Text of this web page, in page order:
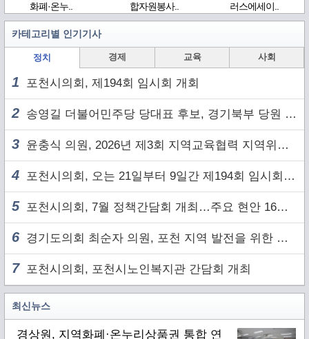
화폐·온누..
합자원봉사..
러스에세이..
카테고리별 인기기사
정치 경제 교육 사회
1 포천시의회, 제194회 임시회 개회
2 송영길 더불어민주당 당대표 후보, 경기북부 당원 및 2030 세대와 ‘소통 행보’
3 윤충식 의원, 2026년 제3회 지역교육협력 지역위원회 주재
4 포천시의회, 오는 21일부터 9일간 제194회 임시회 개회
5 포천시의회, 7월 정책간담회 개최…주요 현안 16건 점검
6 경기도의회 최순자 의원, 포천 지역 발전을 위한 정담회 개최
7포천시의회, 포천시노인복지관 간담회 개최
최신뉴스
경상원, 지역화폐·온누리상품권 통합 연